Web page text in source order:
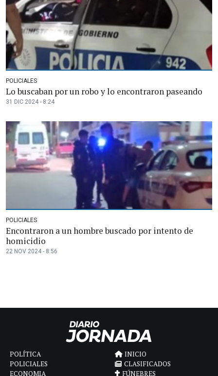
POLICIALES
Lo buscaban por un robo y lo encontraron paseando
31 DIC 2024 - 8:24
POLICIALES
Encontraron a un hombre buscado por intento de
homicidio
22 NOV 2024 - 8:56
POLÍTICA
POLICIALES
ECONOMIA
INICIO
CLASIFICADOS
FÚNEBRES